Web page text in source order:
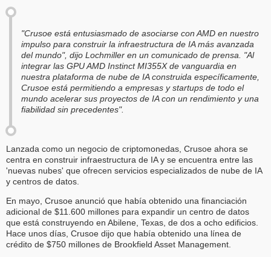
"Crusoe está entusiasmado de asociarse con AMD en nuestro
impulso para construir la infraestructura de IA más avanzada
del mundo", dijo Lochmiller en un comunicado de prensa. "Al
integrar las GPU AMD Instinct MI355X de vanguardia en
nuestra plataforma de nube de IA construida específicamente,
Crusoe está permitiendo a empresas y startups de todo el
mundo acelerar sus proyectos de IA con un rendimiento y una
fiabilidad sin precedentes".
Lanzada como un negocio de criptomonedas, Crusoe ahora se
centra en construir infraestructura de IA y se encuentra entre las
'nuevas nubes' que ofrecen servicios especializados de nube de IA
y centros de datos.
En mayo, Crusoe anunció que había obtenido una financiación
adicional de $11.600 millones para expandir un centro de datos
que está construyendo en Abilene, Texas, de dos a ocho edificios.
Hace unos días, Crusoe dijo que había obtenido una línea de
crédito de $750 millones de Brookfield Asset Management.